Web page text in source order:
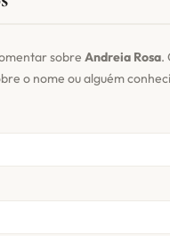
sobre Andreia Rosa.
o nome ou alguém